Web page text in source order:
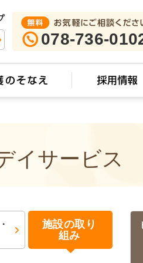
078-736-
イサービス
施設の取り
組み